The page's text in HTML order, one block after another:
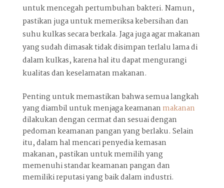
untuk mencegah pertumbuhan bakteri. Namun,
pastikan juga untuk memeriksa kebersihan dan
suhu kulkas secara berkala. Jaga juga agar makanan
yang sudah dimasak tidak disimpan terlalu lama di
dalam kulkas, karena hal itu dapat mengurangi
kualitas dan keselamatan makanan.
Penting untuk memastikan bahwa semua langkah
yang diambil untuk menjaga keamanan makanan
dilakukan dengan cermat dan sesuai dengan
pedoman keamanan pangan yang berlaku. Selain
itu, dalam hal mencari penyedia kemasan
makanan, pastikan untuk memilih yang
memenuhi standar keamanan pangan dan
memiliki reputasi yang baik dalam industri.